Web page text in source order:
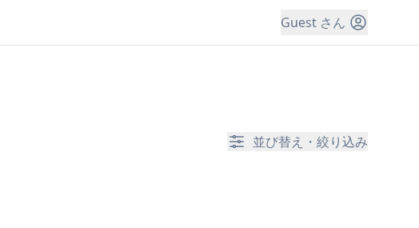
Guest さん
並び替え・絞り込み